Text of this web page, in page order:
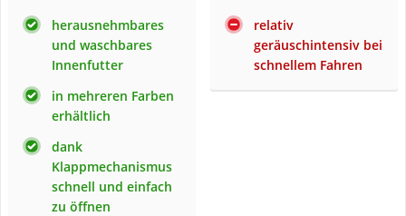
herausnehmbares
und waschbares
Innenfutter
in mehreren Farben
erhältlich
dank
Klappmechanismus
schnell und einfach
zu öffnen
relativ
geräuschintensiv bei
schnellem Fahren